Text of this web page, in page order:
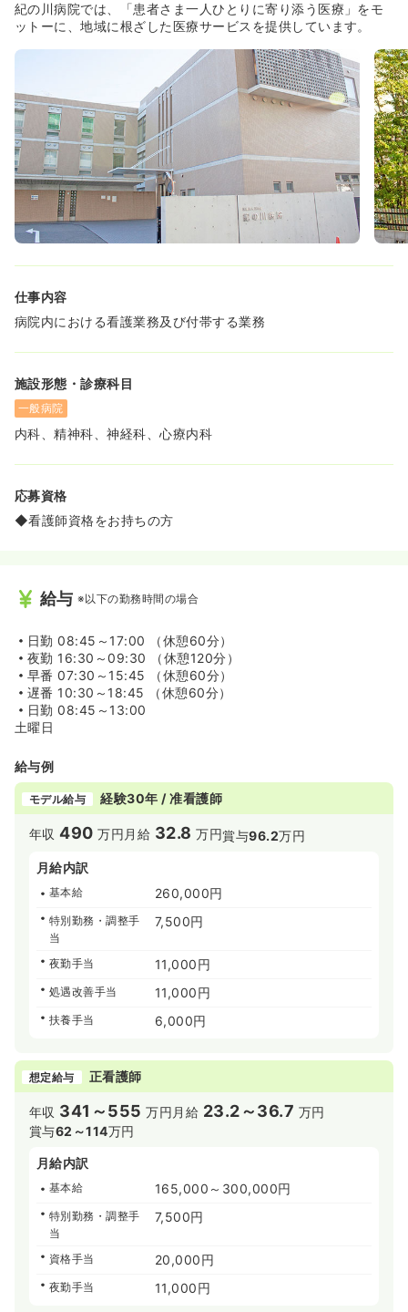
紀の川病院では、「患者さま一人ひとりに寄り添う医療」をモ
ットーに、地域に根ざした医療サービスを提供しています。
仕事内容
病院内における看護業務及び付帯する業務
施設形態・診療科目
一般病院
内科、精神科、神経科、心療内科
応募資格
◆看護師資格をお持ちの方
給与 ※以下の勤務時間の場合
日勤 08:45～17:00 （休憩60分）
夜勤 16:30～09:30 （休憩120分）
早番 07:30～15:45 （休憩60分）
遅番 10:30～18:45 （休憩60分）
日勤 08:45～13:00
土曜日
給与例
モデル給与 経験30年 / 准看護師
年収490 万円 月給 32.8 万円賞与96.2万円
月給内訳
基本給 260,000円
特別勤務・調整手
当
7,500円
夜勤手当 11,000円
処遇改善手当 11,000円
扶養手当 6,000円
想定給与 正看護師
年収 341～555 万円 月給 23.2～36.7 万円
賞与62～114万円
月給内訳
基本給 165,000～300,000円
特別勤務・調整手
当
7,500円
資格手当 20,000円
夜勤手当 11,000円